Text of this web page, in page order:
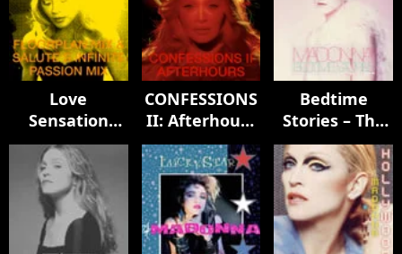
Love
Sensation
Remixes
CONFESSIONS
II: Afterhours
Edition
Bedtime
Stories – The
Untold
Chapter